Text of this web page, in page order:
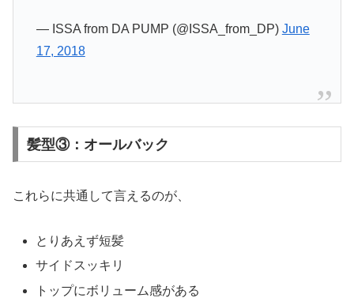
— ISSA from DA PUMP (@ISSA_from_DP) June
17, 2018
髪型③：オールバック
これらに共通して言えるのが、
とりあえず短髪
サイドスッキリ
トップにボリューム感がある